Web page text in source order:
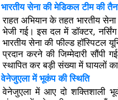
भारतीय सेना की मेडिकल टीम की
राहत अभियान के तहत भारतीय
भेजी गई। इस दल में डॉक्टर,
भारतीय सेना कीफील्ड हॉस्पिटल
प्रदान करने की जिम्मेदारी
स्थापित कर बड़ी संख्या में घायलों
वेनेजुएला में भूकंप की स्थिति
वेनेजुएला में आए दो शक्तिशाली